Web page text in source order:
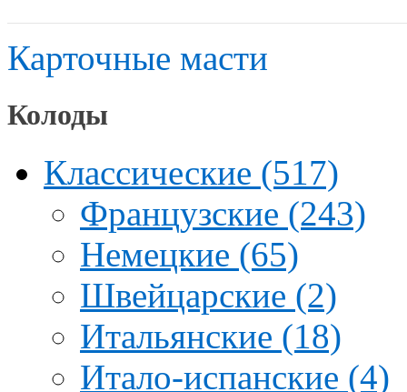
Карточные масти
Колоды
Классические (517)
Французские (243)
Немецкие (65)
Швейцарские (2)
Итальянские (18)
Итало-испанские (4)